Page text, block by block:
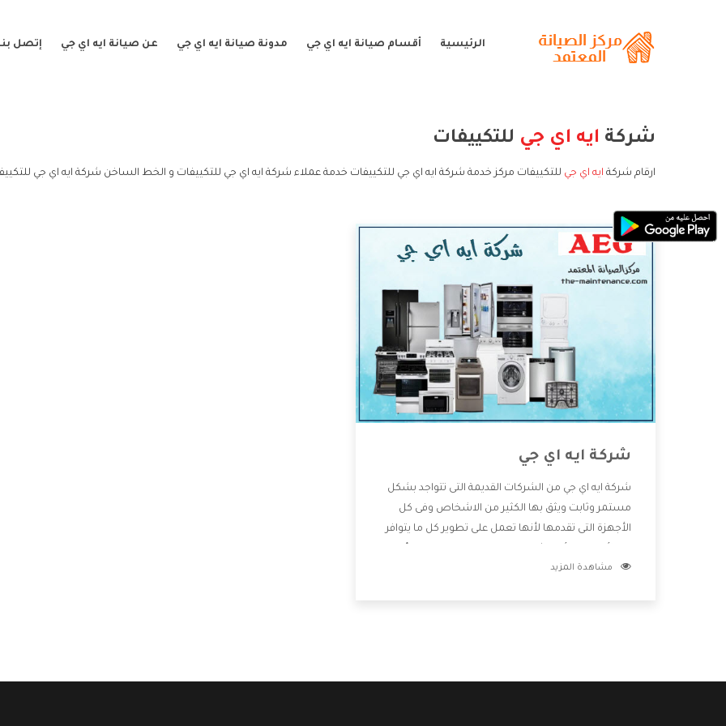
الرئيسية أقسام صيانة ايه اي جي مدونة صيانة ايه اي جي عن صيانة ايه اي جي إتصل
شركة ايه اي جي للتكييفات
ارقام شركة ايه اي جي للتكييفات مركز خدمة شركة ايه اي جي للتكييفات خدمة عملاء شركة ايه اي جي للتكييفات و الخط الساخن شركة ايه اي جي
شركة ايه اي جي
شركة ايه اي جي من الشركات القديمة التى تتواجد بشكل
مستمر وثابت ويثق بها الكثير من الاشخاص وفى كل
الأجهزة التى تقدمها لأنها تعمل على تطوير كل ما يتوافر
خدمات ما بعد البيع مع المنتجات وتقدم للعملاء أقوى
مشاهدة المزيد